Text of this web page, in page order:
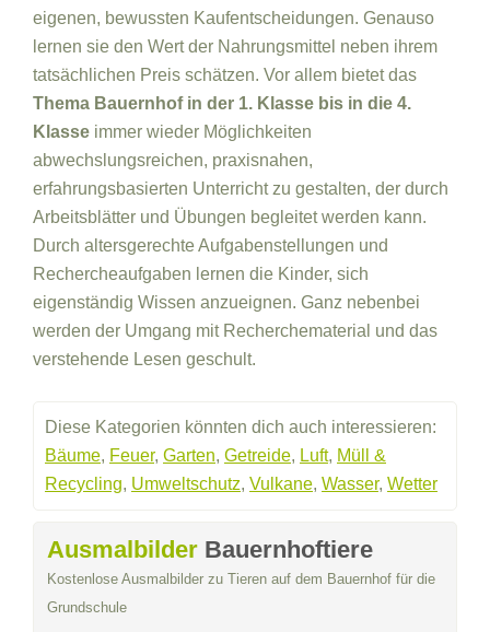
eigenen, bewussten Kaufentscheidungen. Genauso
lernen sie den Wert der Nahrungsmittel neben ihrem
tatsächlichen Preis schätzen. Vor allem bietet das
Thema Bauernhof in der 1. Klasse bis in die 4.
Klasse immer wieder Möglichkeiten
abwechslungsreichen, praxisnahen,
erfahrungsbasierten Unterricht zu gestalten, der durch
Arbeitsblätter und Übungen begleitet werden kann.
Durch altersgerechte Aufgabenstellungen und
Rechercheaufgaben lernen die Kinder, sich
eigenständig Wissen anzueignen. Ganz nebenbei
werden der Umgang mit Recherchematerial und das
verstehende Lesen geschult.
Diese Kategorien könnten dich auch interessieren:
Bäume, Feuer, Garten, Getreide, Luft, Müll &
Recycling, Umweltschutz, Vulkane, Wasser, Wetter
Ausmalbilder Bauernhoftiere
Kostenlose Ausmalbilder zu Tieren auf dem Bauernhof für die
Grundschule